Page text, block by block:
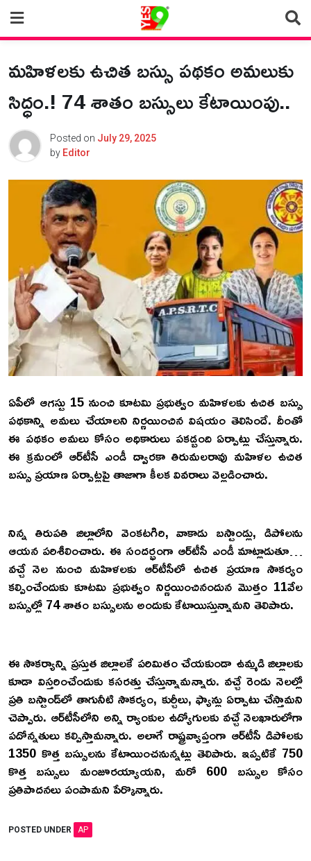
content
మ‌హిళ‌ల‌కు ఉచిత బ‌స్సు పథకం అమ‌లుకు
సిద్ధం.! 74 శాతం బ‌స్సులు కేటాయింపు..
Posted on July 29, 2025
by Editor
ఏపీలో ఆగ‌స్టు 15 నుంచి కూట‌మి ప్ర‌భుత్వం మ‌హిళ‌ల‌కు ఉచిత బ‌స్సు
ప‌థ‌కాన్ని అమ‌లు చేయాల‌ని నిర్ణ‌యించిన‌ విష‌యం తెలిసిందే. దీంతో
ఈ ప‌థ‌కం అమ‌లు కోసం అధికారులు ప‌క‌డ్బంది ఏర్పాట్లు చేస్తున్నారు.
ఈ క్ర‌మంలో ఆర్‌టీసీ ఎండీ ద్వార‌కా తిరుమ‌ల‌రావు మ‌హిళ‌ల ఉచిత
బ‌స్సు ప్ర‌యాణ ఏర్పాట్ల‌పై తాజాగా కీల‌క వివ‌రాలు వెల్ల‌డించారు.
నిన్న తిరుప‌తి జిల్లాలోని వెంక‌ట‌గిరి, వాకాడు బ‌స్టాండ్లు, డిపోల‌ను
ఆయ‌న‌ ప‌రిశీలించారు. ఈ సంద‌ర్భంగా ఆర్‌టీసీ ఎండీ మాట్లాడుతూ…
వ‌చ్చే నెల నుంచి మ‌హిళ‌ల‌కు ఆర్‌టీసీలో ఉచిత ప్ర‌యాణ సౌక‌ర్యం
క‌ల్పించేందుకు కూట‌మి ప్ర‌భుత్వం నిర్ణ‌యించినందున మొత్తం 11వేల
బ‌స్సుల్లో 74 శాతం బ‌స్సుల‌ను అందుకు కేటాయిస్తున్నామ‌ని తెలిపారు.
ఈ సౌక‌ర్యాన్ని ప్ర‌స్తుత‌ జిల్లాల‌కే ప‌రిమితం చేయ‌కుండా ఉమ్మ‌డి జిల్లాల‌కు
కూడా విస్త‌రించేందుకు క‌స‌రత్తు చేస్తున్నామ‌న్నారు. వ‌చ్చే రెండు నెల‌ల్లో
ప్ర‌తి బ‌స్టాండ్‌లో తాగునీటి సౌక‌ర్యం, కుర్చీలు, ఫ్యాన్లు ఏర్పాటు చేస్తామ‌ని
చెప్పారు. ఆర్‌టీసీలోని అన్ని ర్యాంకుల ఉద్యోగుల‌కు వ‌చ్చే నెల‌ఖారులోగా
ప‌దోన్న‌తులు క‌ల్పిస్తామ‌న్నారు. అలాగే రాష్ట్ర‌వ్యాప్తంగా ఆర్‌టీసీ డిపోల‌కు
1350 కొత్త బ‌స్సుల‌ను కేటాయించ‌నున్న‌ట్లు తెలిపారు. ఇప్ప‌టికే 750
కొత్త బ‌స్సులు మంజూర‌య్యాయ‌ని, మ‌రో 600 బ‌స్సుల కోసం
ప్ర‌తిపాద‌న‌లు పంపామ‌ని పేర్కొన్నారు.
POSTED UNDER AP